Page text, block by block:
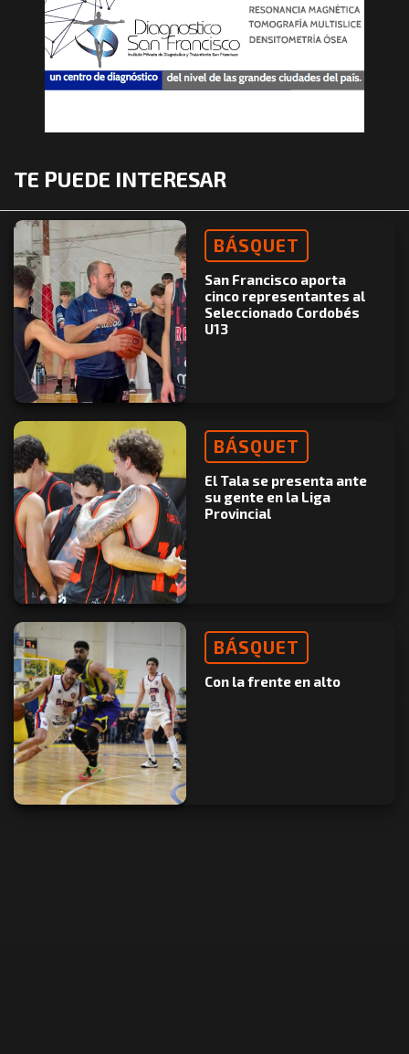
TE PUEDE INTERESAR
BÁSQUET
San Francisco aporta
cinco representantes al
Seleccionado Cordobés
U13
BÁSQUET
El Tala se presenta ante
su gente en la Liga
Provincial
BÁSQUET
Con la frente en alto